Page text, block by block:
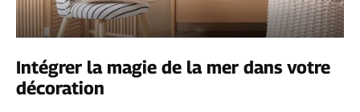
Intégrer la magie de la mer dans votre
décoration